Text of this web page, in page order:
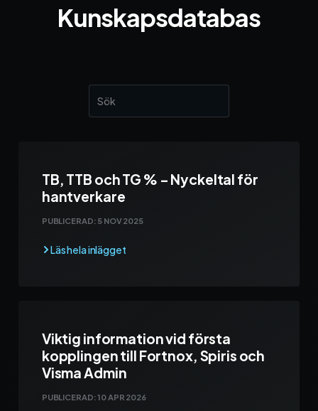
Kunskapsdatabas
TB, TTB och TG % – Nyckeltal för
hantverkare
PUBLICERAD: 5 NOV 2025
Viktig information vid första
kopplingen till Fortnox, Spiris och
Visma Admin
PUBLICERAD:10 APR 2026